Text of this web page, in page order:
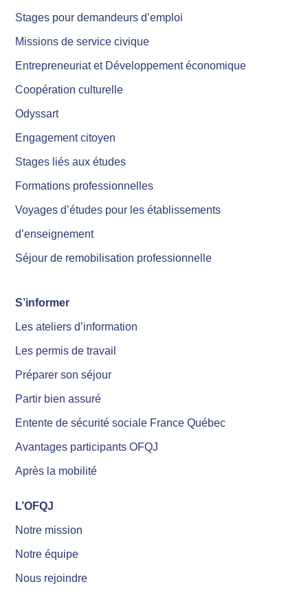
Stages pour demandeurs d’emploi
Missions de service civique
Entrepreneuriat et Développement économique
Coopération culturelle
Odyssart
Engagement citoyen
Stages liés aux études
Formations professionnelles
Voyages d’études pour les établissements
d’enseignement
Séjour de remobilisation professionnelle
S’informer
Les ateliers d’information
Les permis de travail
Préparer son séjour
Partir bien assuré
Entente de sécurité sociale France Québec
Avantages participants OFQJ
Après la mobilité
L’OFQJ
Notre mission
Notre équipe
Nous rejoindre